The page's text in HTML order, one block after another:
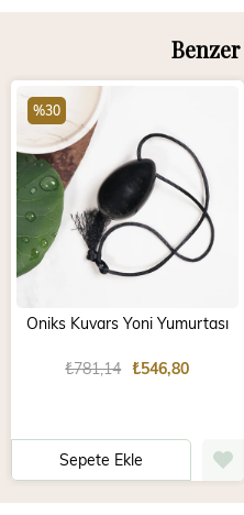
Oniks Kuvars Yoni Yumurtası
₺546,80
₺781,14
Sepete Ekle
%30